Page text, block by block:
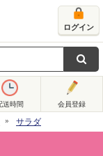
ログイン
送時間 会員登録
サラダ